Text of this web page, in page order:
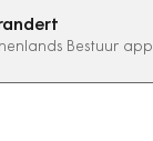
Bestuur app
abonneer nu